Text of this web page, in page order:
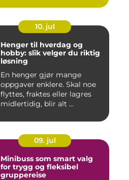
10. jul
Henger til hverdag og
hobby: slik velger du riktig
løsning
En henger gjør mange
oppgaver enklere. Skal noe
flyttes, fraktes eller lagres
midlertidig, blir alt ...
09. jul
Minibuss som smart valg
for trygg og fleksibel
gruppereise